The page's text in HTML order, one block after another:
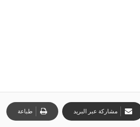
مشاركة عبر البريد طباعة